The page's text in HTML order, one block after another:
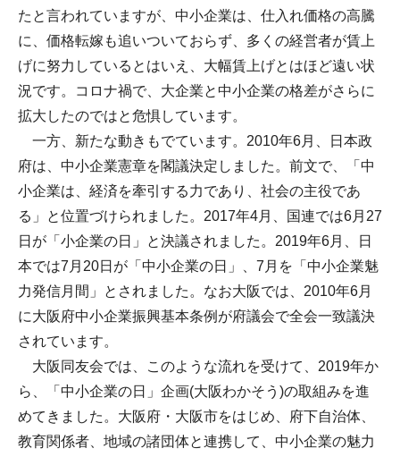
たと言われていますが、中小企業は、仕入れ価格の高騰
に、価格転嫁も追いついておらず、多くの経営者が賃上
げに努力しているとはいえ、大幅賃上げとはほど遠い状
況です。コロナ禍で、大企業と中小企業の格差がさらに
拡大したのではと危惧しています。
一方、新たな動きもでています。2010年6月、日本政
府は、中小企業憲章を閣議決定しました。前文で、「中
小企業は、経済を牽引する力であり、社会の主役であ
る」と位置づけられました。2017年4月、国連では6月27
日が「小企業の日」と決議されました。2019年6月、日
本では7月20日が「中小企業の日」、7月を「中小企業魅
力発信月間」とされました。なお大阪では、2010年6月
に大阪府中小企業振興基本条例が府議会で全会一致議決
されています。
大阪同友会では、このような流れを受けて、2019年か
ら、「中小企業の日」企画(大阪わかそう)の取組みを進
めてきました。大阪府・大阪市をはじめ、府下自治体、
教育関係者、地域の諸団体と連携して、中小企業の魅力